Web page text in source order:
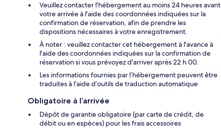
Veuillez contacter l'hébergement au moins 24 heures avant
votre arrivée à l'aide des coordonnées indiquées sur la
confirmation de réservation, afin de prendre les
dispositions nécessaires à votre enregistrement.
À noter : veuillez contacter cet hébergement à l'avance à
l'aide des coordonnées indiquées sur la confirmation de
réservation si vous prévoyez d'arriver après 22 h 00.
Les informations fournies par l’hébergement peuvent être
traduites à l’aide d’outils de traduction automatique
Obligatoire à l’arrivée
Dépôt de garantie obligatoire (par carte de crédit, de
débit ou en espèces) pour les frais accessoires